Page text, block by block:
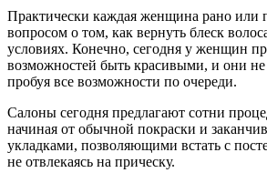
Практически каждая женщина рано или
вопросом о том, как вернуть блеск
условиях. Конечно, сегодня у женщин
возможностей быть красивыми, и они
пробуя все возможности по очереди.
Салоны сегодня предлагают сотни
начиная от обычной покраски и
укладками, позволяющими встать с
не отвлекаясь на прическу.